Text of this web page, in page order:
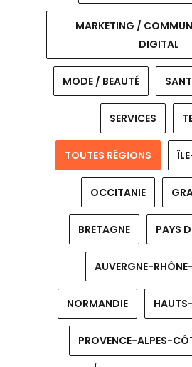
MARKETING /
DIGITAL
MODE / BEAUTÉ
SERVICES
TOUTES RÉGIONS
OCCITANIE
BRETAGNE PAYS
AUVERGNE-
NORMANDIE
PROVENCE-ALPES-